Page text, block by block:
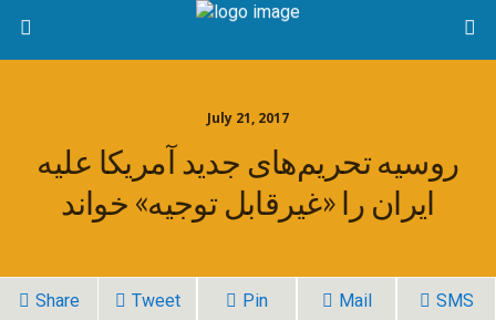
July 21, 2017
روسیه تحریم‌های جدید آمریکا علیه
ایران را «غیرقابل توجیه» خواند
Share Tweet Pin Mail SMS